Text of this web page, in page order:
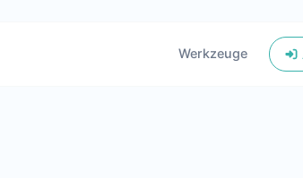
Werkzeuge